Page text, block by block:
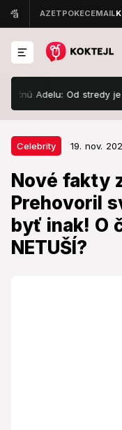
Adelu: Od stredy je
Celebrity 19. nov.
Nové fakty
Prehovoril
byť inak! O
NETUŠÍ?
Celebrity 19.
Nové fakty
Prehovoril
byť inak! O
NETUŠÍ?